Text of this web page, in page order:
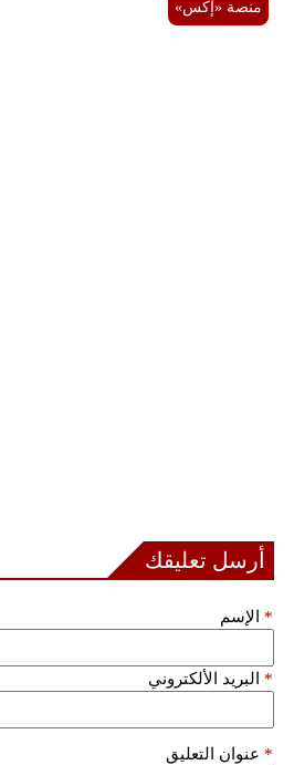
منصة «إكس»
أرسل تعليقك
الإسم *
البريد الألكتروني *
عنوان التعليق *